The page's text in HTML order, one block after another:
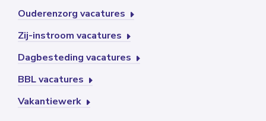
Ouderenzorg vacatures
Zij-instroom vacatures
Dagbesteding vacatures
BBL vacatures
Vakantiewerk